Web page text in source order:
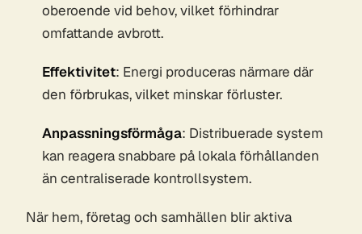
oberoende vid behov, vilket förhindrar
omfattande avbrott.
Effektivitet: Energi produceras närmare där
den förbrukas, vilket minskar förluster.
Anpassningsförmåga: Distribuerade system
kan reagera snabbare på lokala förhållanden
än centraliserade kontrollsystem.
När hem, företag och samhällen blir aktiva